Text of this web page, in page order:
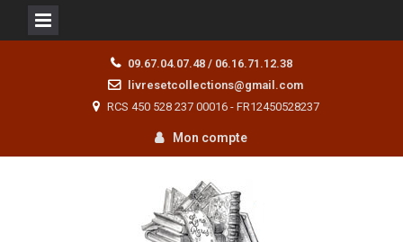
09.67.04.07.48 / 06.16.71.12.38
livresetcollections@gmail.com
RCS 450 528 237 00016 - FR12450528237
Mon compte